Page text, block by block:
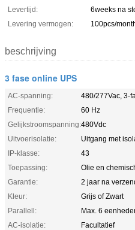
Levertijd:
6weeks na
Levering vermogen:
100pcs/
beschrijving
3 fase online UPS
AC-spanning:
480/277Vac, 3-
Frequentie:
60 Hz
Gelijkstroomspanning:480Vdc
Uitvoerisolatie:
Uitgang met
IP-klasse:
43
Toepassing:
Olie en
Garantie:
2 jaar na
Kleur:
Grijs of Zwart
Parallell:
Max. 6
AC-isolatie:
Facultatief